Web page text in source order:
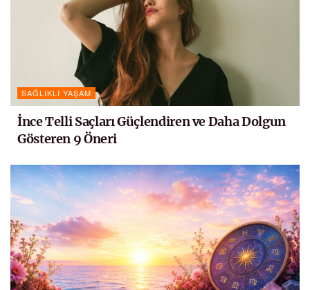
SAĞLIKLI YAŞAM
İnce Telli Saçları Güçlendiren ve Daha Dolgun
Gösteren 9 Öneri